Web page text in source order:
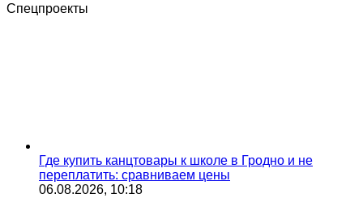
Спецпроекты
Где купить канцтовары к школе в Гродно и не
переплатить: сравниваем цены
06.08.2026, 10:18